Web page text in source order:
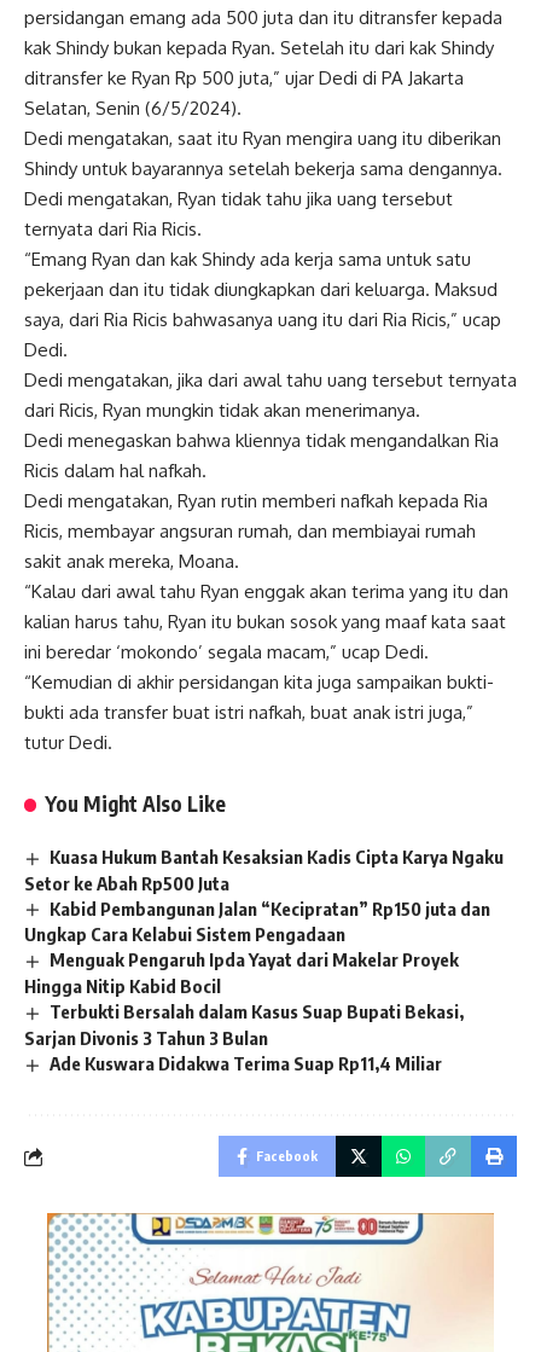
persidangan emang ada 500 juta dan itu ditransfer kepada
kak Shindy bukan kepada Ryan. Setelah itu dari kak Shindy
ditransfer ke Ryan Rp 500 juta,” ujar Dedi di PA Jakarta
Selatan, Senin (6/5/2024).
Dedi mengatakan, saat itu Ryan mengira uang itu diberikan
Shindy untuk bayarannya setelah bekerja sama dengannya.
Dedi mengatakan, Ryan tidak tahu jika uang tersebut
ternyata dari Ria Ricis.
“Emang Ryan dan kak Shindy ada kerja sama untuk satu
pekerjaan dan itu tidak diungkapkan dari keluarga. Maksud
saya, dari Ria Ricis bahwasanya uang itu dari Ria Ricis,” ucap
Dedi.
Dedi mengatakan, jika dari awal tahu uang tersebut ternyata
dari Ricis, Ryan mungkin tidak akan menerimanya.
Dedi menegaskan bahwa kliennya tidak mengandalkan Ria
Ricis dalam hal nafkah.
Dedi mengatakan, Ryan rutin memberi nafkah kepada Ria
Ricis, membayar angsuran rumah, dan membiayai rumah
sakit anak mereka, Moana.
“Kalau dari awal tahu Ryan enggak akan terima yang itu dan
kalian harus tahu, Ryan itu bukan sosok yang maaf kata saat
ini beredar ‘mokondo’ segala macam,” ucap Dedi.
“Kemudian di akhir persidangan kita juga sampaikan bukti-
bukti ada transfer buat istri nafkah, buat anak istri juga,”
tutur Dedi.
You Might Also Like
Kuasa Hukum Bantah Kesaksian Kadis Cipta Karya Ngaku
Setor ke Abah Rp500 Juta
Kabid Pembangunan Jalan “Kecipratan” Rp150 juta dan
Ungkap Cara Kelabui Sistem Pengadaan
Menguak Pengaruh Ipda Yayat dari Makelar Proyek
Hingga Nitip Kabid Bocil
Terbukti Bersalah dalam Kasus Suap Bupati Bekasi,
Sarjan Divonis 3 Tahun 3 Bulan
Ade Kuswara Didakwa Terima Suap Rp11,4 Miliar
Facebook